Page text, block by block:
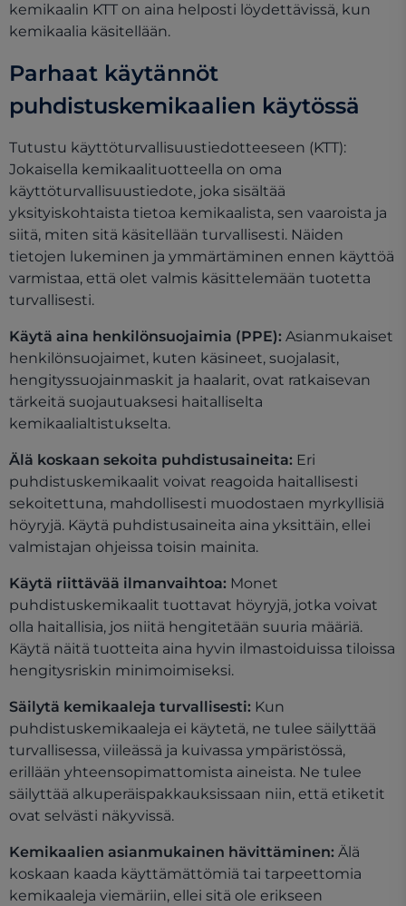
kemikaalin KTT on aina helposti löydettävissä, kun
kemikaalia käsitellään.
Parhaat käytännöt
puhdistuskemikaalien käytössä
Tutustu käyttöturvallisuustiedotteeseen (KTT):
Jokaisella kemikaalituotteella on oma
käyttöturvallisuustiedote, joka sisältää
yksityiskohtaista tietoa kemikaalista, sen vaaroista ja
siitä, miten sitä käsitellään turvallisesti. Näiden
tietojen lukeminen ja ymmärtäminen ennen käyttöä
varmistaa, että olet valmis käsittelemään tuotetta
turvallisesti.
Käytä aina henkilönsuojaimia (PPE): Asianmukaiset
henkilönsuojaimet, kuten käsineet, suojalasit,
hengityssuojainmaskit ja haalarit, ovat ratkaisevan
tärkeitä suojautuaksesi haitalliselta
kemikaalialtistukselta.
Älä koskaan sekoita puhdistusaineita: Eri
puhdistuskemikaalit voivat reagoida haitallisesti
sekoitettuna, mahdollisesti muodostaen myrkyllisiä
höyryjä. Käytä puhdistusaineita aina yksittäin, ellei
valmistajan ohjeissa toisin mainita.
Käytä riittävää ilmanvaihtoa: Monet
puhdistuskemikaalit tuottavat höyryjä, jotka voivat
olla haitallisia, jos niitä hengitetään suuria määriä.
Käytä näitä tuotteita aina hyvin ilmastoiduissa tiloissa
hengitysriskin minimoimiseksi.
Säilytä kemikaaleja turvallisesti: Kun
puhdistuskemikaaleja ei käytetä, ne tulee säilyttää
turvallisessa, viileässä ja kuivassa ympäristössä,
erillään yhteensopimattomista aineista. Ne tulee
säilyttää alkuperäispakkauksissaan niin, että etiketit
ovat selvästi näkyvissä.
Kemikaalien asianmukainen hävittäminen: Älä
koskaan kaada käyttämättömiä tai tarpeettomia
kemikaaleja viemäriin, ellei sitä ole erikseen